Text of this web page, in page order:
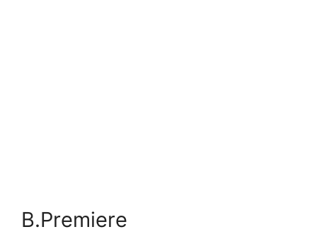
B.Premiere